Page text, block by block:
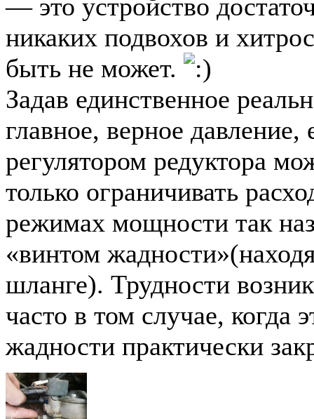
— это устройство
никаких подвохов и
быть не может.
Задав единственное
главное, верное
регулятором редуктора
только ограничивать
режимах мощности так
«винтом
шланге). Трудности
часто в том случае, когда
жадности практически